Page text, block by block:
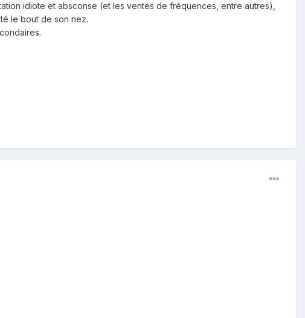
idiote et absconse (et les ventes de fréquences, entre autres),
le bout de son nez.